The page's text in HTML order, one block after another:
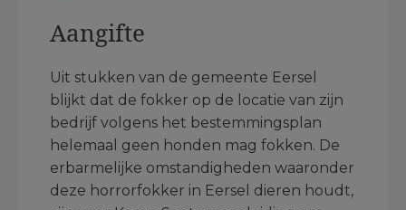
Aangifte
Uit stukken van de gemeente Eersel
blijkt dat de fokker op de locatie van zijn
bedrijf volgens het bestemmingsplan
helemaal geen honden mag fokken. De
erbarmelijke omstandigheden waaronder
deze horrorfokker in Eersel dieren houdt,